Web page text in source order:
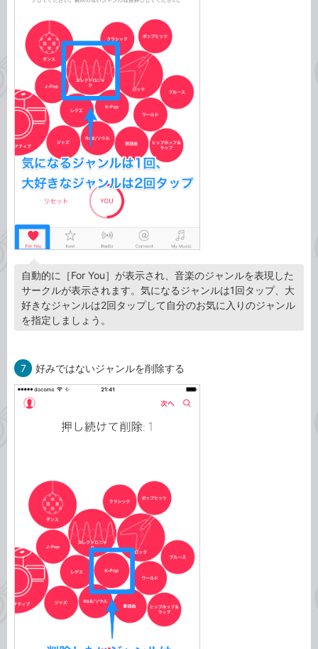
自動的に［For You］が表示され、音楽のジャンルを表現した
サークルが表示されます。気になるジャンルは1回タップ、大
好きなジャンルは2回タップして自分のお気に入りのジャンル
を指定しましょう。
7 好みではないジャンルを削除する